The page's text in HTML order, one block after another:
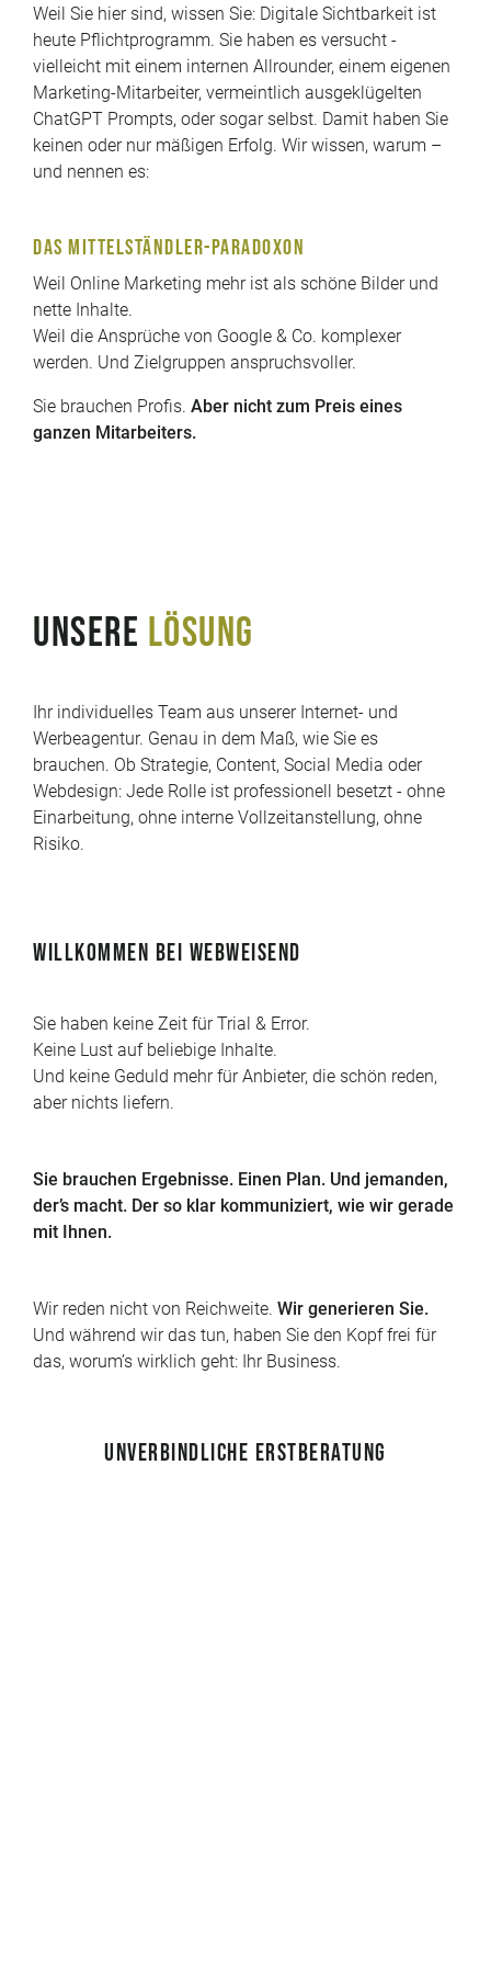
Weil Sie hier sind, wissen Sie: Digitale Sichtbarkeit ist
heute Pflichtprogramm. Sie haben es versucht -
vielleicht mit einem internen Allrounder, einem eigenen
Marketing-Mitarbeiter, vermeintlich ausgeklügelten
ChatGPT Prompts, oder sogar selbst. Damit haben Sie
keinen oder nur mäßigen Erfolg. Wir wissen, warum –
und nennen es:
DAS MITTELSTÄNDLER-PARADOXON
Weil Online Marketing mehr ist als schöne Bilder und
nette Inhalte.
Weil die Ansprüche von Google & Co. komplexer
werden. Und Zielgruppen anspruchsvoller.
Sie brauchen Profis. Aber nicht zum Preis eines
ganzen Mitarbeiters.
UNSERE LÖSUNG
Ihr individuelles Team aus unserer Internet- und
Werbeagentur. Genau in dem Maß, wie Sie es
brauchen. Ob Strategie, Content, Social Media oder
Webdesign: Jede Rolle ist professionell besetzt - ohne
Einarbeitung, ohne interne Vollzeitanstellung, ohne
Risiko.
WILLKOMMEN BEI WEBWEISEND
Sie haben keine Zeit für Trial & Error.
Keine Lust auf beliebige Inhalte.
Und keine Geduld mehr für Anbieter, die schön reden,
aber nichts liefern.
Sie brauchen Ergebnisse. Einen Plan. Und jemanden,
der’s macht. Der so klar kommuniziert, wie wir gerade
mit Ihnen.
Wir reden nicht von Reichweite. Wir generieren Sie.
Und während wir das tun, haben Sie den Kopf frei für
das, worum’s wirklich geht: Ihr Business.
UNVERBINDLICHE ERSTBERATUNG